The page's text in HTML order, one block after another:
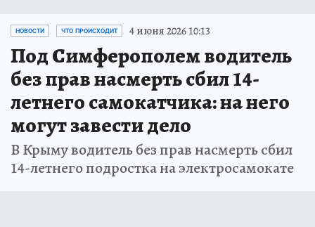
НОВОСТИ ЧТО ПРОИСХОДИТ 4 июня 2026 10:13
Под Симферополем водитель
без прав насмерть сбил 14-
летнего самокатчика: на него
могут завести дело
В Крыму водитель без прав насмерть сбил
14-летнего подростка на электросамокате